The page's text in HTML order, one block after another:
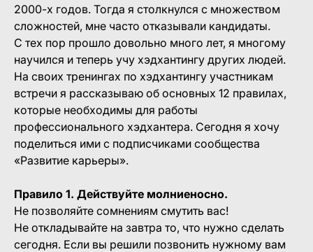
2000-х годов. Тогда я столкнулся с множеством
сложностей, мне часто отказывали кандидаты.
С тех пор прошло довольно много лет, я многому
научился и теперь учу хэдхантингу других людей.
На своих тренингах по хэдхантингу участникам
встречи я рассказываю об основных 12 правилах,
которые необходимы для работы
профессионального хэдхантера. Сегодня я хочу
поделиться ими с подписчиками сообщества
«Развитие карьеры».
Правило 1. Действуйте молниеносно.
Не позволяйте сомнениям смутить вас!
Не откладывайте на завтра то, что нужно сделать
сегодня. Если вы решили позвонить нужному вам